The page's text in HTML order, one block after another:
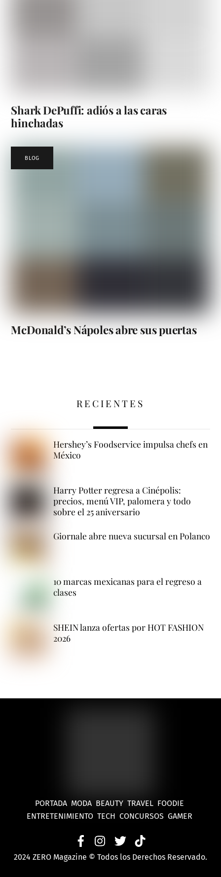
Shark DePuffi: adiós a las caras
hinchadas
BLOG
McDonald’s Nápoles abre sus puertas
RECIENTES
Hershey’s Foodservice impulsa chefs en
México
Harry Potter regresa a Cinépolis:
precios, menú VIP, palomera y todo
sobre el 25 aniversario
Giornale abre nueva sucursal en Polanco
10 marcas mexicanas para el regreso a
clases
SHEIN lanza ofertas por HOT FASHION
2026
PORTADA MODA BEAUTY TRAVEL FOODIE
ENTRETENIMIENTO TECH CONCURSOS GAMER
2024 ZERO Magazine © Todos los Derechos Reservado.